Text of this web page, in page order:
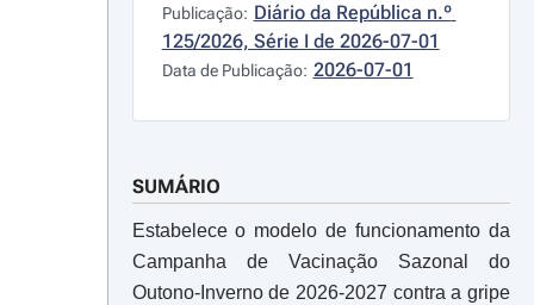
Publicação: Diário da República n.º
125/2026, Série I de 2026-07-01
Data de Publicação: 2026-07-01
SUMÁRIO
Estabelece o modelo de funcionamento da
Campanha de Vacinação Sazonal do
Outono-Inverno de 2026-2027 contra a gripe